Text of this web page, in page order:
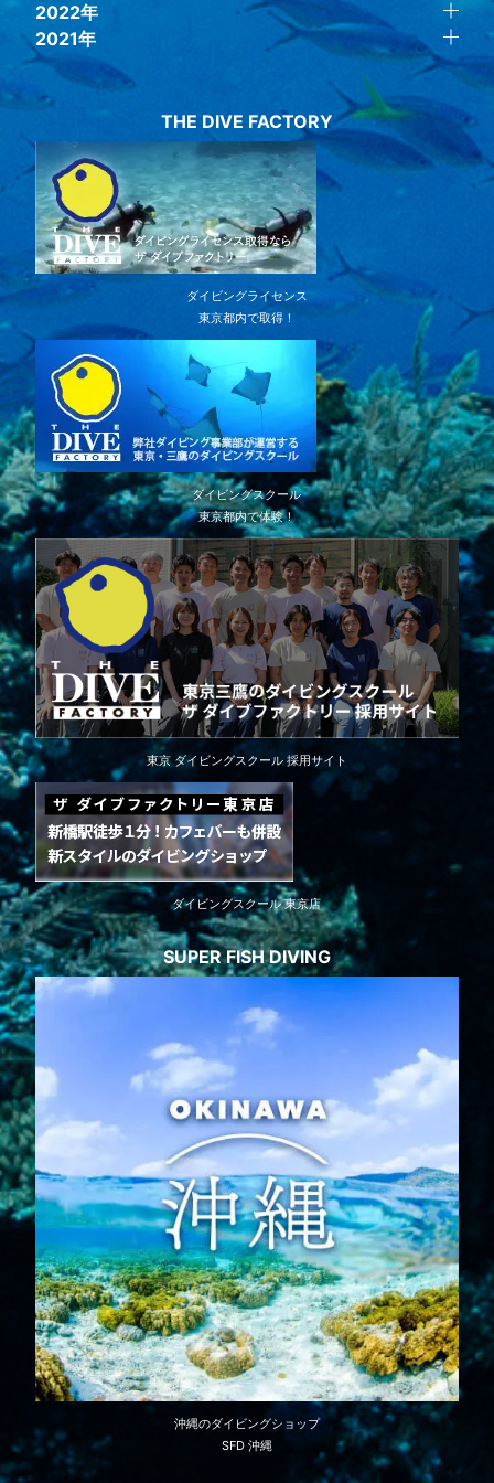
2022年
2021年
THE DIVE FACTORY
ダイビングライセンス
東京都内で取得！
ダイビングスクール
東京都内で体験！
東京 ダイビングスクール 採用サイト
ダイビングスクール 東京店
SUPER FISH DIVING
沖縄のダイビングショップ
SFD 沖縄